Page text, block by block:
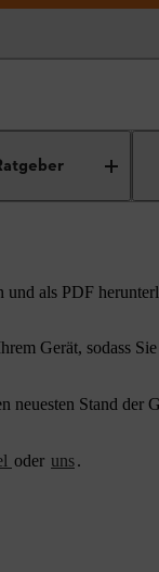
als PDF
Gerät, sodass
Stand der
oder uns.